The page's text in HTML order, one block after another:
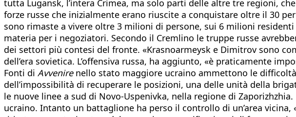
tutta Lugansk, l’intera Crimea, ma solo parti delle altre tre regioni,
forze russe che inizialmente erano riuscite a conquistare oltre il 30
sono rimaste a vivere oltre 3 milioni di persone, sui 6 milioni
materia per i negoziatori. Secondo il Cremlino le truppe russe
dei settori più contesi del fronte. «Krasnoarmeysk e Dimitrov sono
dell’era sovietica. L’offensiva russa, ha aggiunto, «è praticamente
Fonti di Avvenire nello stato maggiore ucraino ammettono le
dell’impossibilità di recuperare le posizioni, una delle unità della
le nuove linee a sud di Novo-Uspenivka, nella regione di
ucraino. Intanto un battaglione ha perso il controllo di un’area